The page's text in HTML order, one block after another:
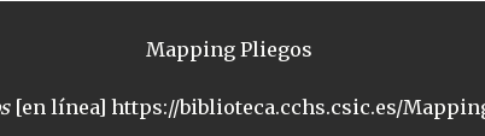
Mapping Pliegos
[en línea] https://biblioteca.cchs.csic.es/